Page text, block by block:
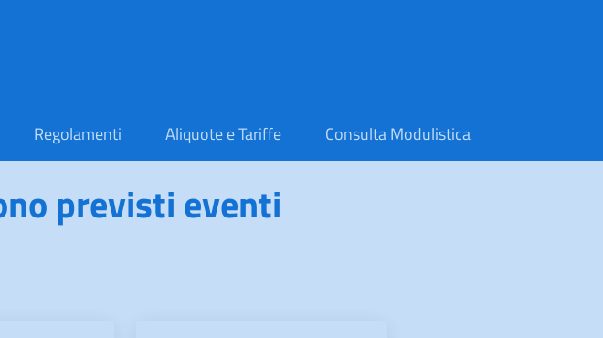
Regolamenti Aliquote e Tariffe Consulta Modulistica
previsti eventi